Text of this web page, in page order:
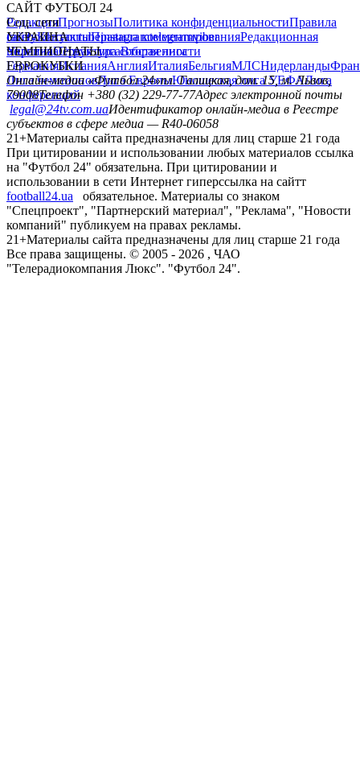
САЙТ ФУТБОЛ 24
РедакцияПрогнозыПолитика конфиденциальностиПравила
сайтуКонтактыПравила комментированияРедакционная
политикаСтруктура собственности
Соц. сети
facebookxyoutubeinstagramtelegramviber
УКРАИНА
УкраинаПервая лигаВторая лига
ЧЕМПИОНАТЫ
ГерманияИспанияАнглияИталияБельгияМЛСНидерланды
ЕВРОКУБКИ
Лига чемпионовЛига ЕвропыЮношеская лига УЕФАЛига
конференций
Онлайн-медиа «Футбол 24»пл. Галицкая, дом. 15, м. Львов,
79008Телефон +380 (32) 229-77-77Адрес электронной почты
legal@24tv.com.uaИдентификатор онлайн-медиа в Реестре
субъектов в сфере медиа — R40-06058
21+Материалы сайта предназначены для лиц старше 21 года
При цитировании и использовании любых материалов ссылка
на "Футбол 24" обязательна. При цитировании и
использовании в сети Интернет гиперссылка на сайтт
football24.ua
обязательное. Материалы со знаком
"Спецпроект", "Партнерский материал", "Реклама", "Новости
компаний" публикуем на правах рекламы.
21+Материалы сайта предназначены для лиц старше 21 года
Все права защищены. © 2005 - 2026 , ЧАО
"Телерадиокомпания Люкс". "Футбол 24".